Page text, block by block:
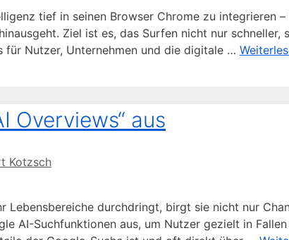
tief in seinen Browser Chrome zu integrieren
Ziel ist es, das Surfen nicht nur schneller,
für Nutzer, Unternehmen und die digitale …
Overviews“ aus
Kotzsch
Lebensbereiche durchdringt, birgt sie nicht nur
AI-Suchfunktionen aus, um Nutzer gezielt in